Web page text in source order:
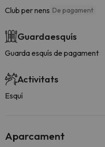
Club per nens De pagament
Guardaesquís
Guarda esquís de pagament
Activitats
Esquí
Aparcament